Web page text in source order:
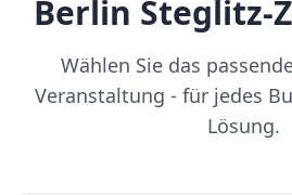
Berlin Steglitz-
Wählen Sie das
Veranstaltung - für jedes
Lösung.